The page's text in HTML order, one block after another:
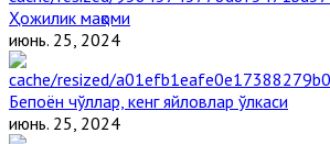
Ҳожилик мақоми
июнь. 25, 2024
Бепоён чўллар, кенг яйловлар ўлкаси
июнь. 25, 2024